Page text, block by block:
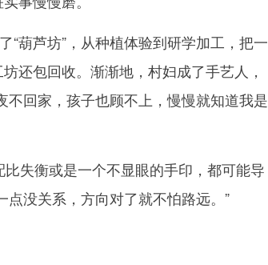
葫芦坊”，从种植体验到研学加工，把一
还包回收。渐渐地，村妇成了手艺人，
回家，孩子也顾不上，慢慢就知道我是
失衡或是一个不显眼的手印，都可能导
没关系，方向对了就不怕路远。”